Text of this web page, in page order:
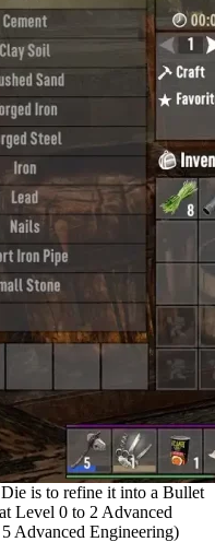
is to refine it into a Bullet
Level 0 to 2 Advanced
Advanced Engineering)